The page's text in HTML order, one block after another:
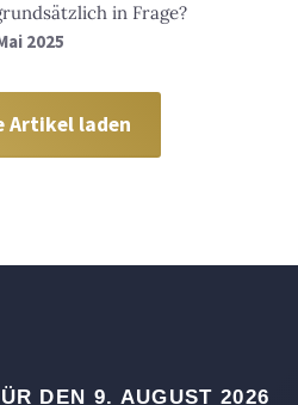
in Frage?
2025
Artikel laden
DEN 9. AUGUST 2026